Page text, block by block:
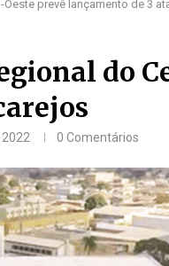
prevê lançamento de 3
do
0 Comentários